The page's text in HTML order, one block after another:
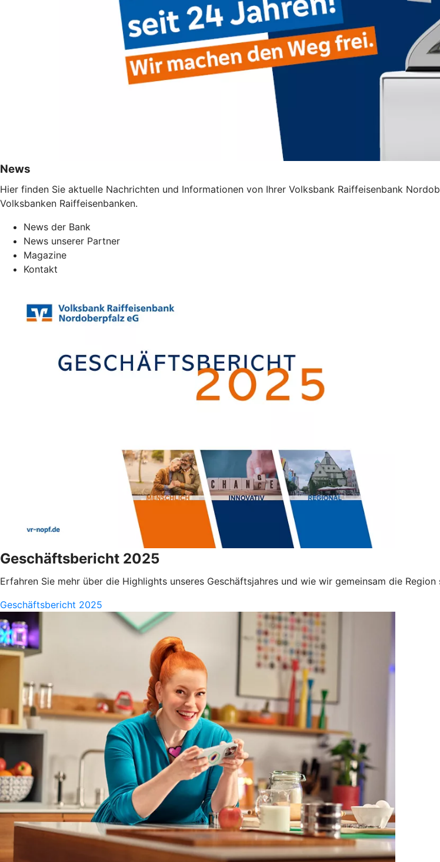
News
Hier finden Sie aktuelle Nachrichten und Informationen von Ihrer Volksbank Raiffeisenbank
Volksbanken Raiffeisenbanken.
News der Bank
News unserer Partner
Magazine
Kontakt
Geschäftsbericht 2025
Erfahren Sie mehr über die Highlights unseres Geschäftsjahres und wie wir gemeinsam die Region
Geschäftsbericht 2025